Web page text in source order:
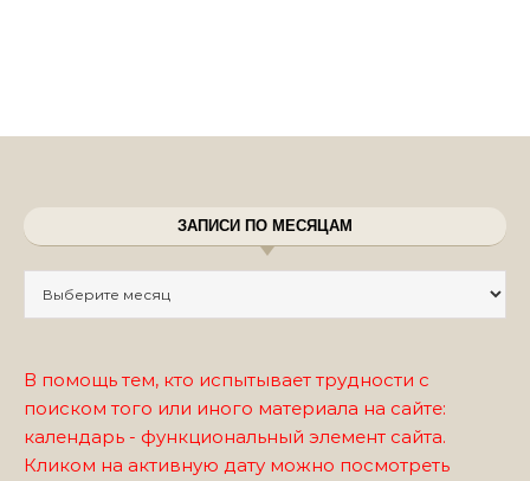
ЗАПИСИ ПО МЕСЯЦАМ
В помощь тем, кто испытывает трудности с
поиском того или иного материала на сайте:
календарь - функциональный элемент сайта.
Кликом на активную дату можно посмотреть